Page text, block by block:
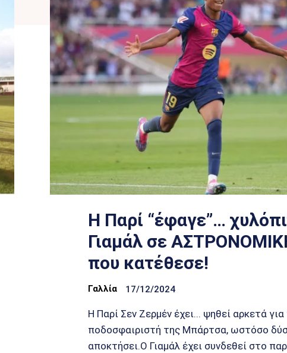
Η Παρί “έφαγε”…
Γιαμάλ σε
που κατέθεσε!
Γαλλία 17/12/2024
Η Παρί Σεν Ζερμέν έχει... ψηθεί αρκετά
ποδοσφαιριστή της Μπάρτσα, ωστόσο
αποκτήσει.Ο Γιαμάλ έχει συνδεθεί στο